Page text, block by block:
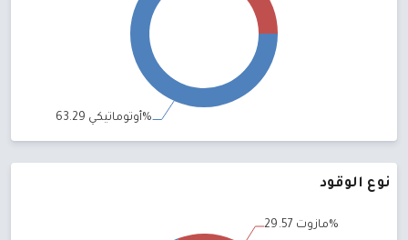
نوع الوقود